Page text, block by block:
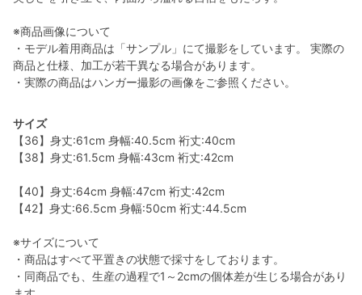
※商品画像について
・モデル着用商品は「サンプル」にて撮影をしています。 実際の
商品と仕様、加工が若干異なる場合があります。
・実際の商品はハンガー撮影の画像をご参照ください。
サイズ
【36】身丈:61cm 身幅:40.5cm 裄丈:40cm
【38】身丈:61.5cm 身幅:43cm 裄丈:42cm
【40】身丈:64cm 身幅:47cm 裄丈:42cm
【42】身丈:66.5cm 身幅:50cm 裄丈:44.5cm
※サイズについて
・商品はすべて平置きの状態で採寸をしております。
・同商品でも、生産の過程で1～2cmの個体差が生じる場合があり